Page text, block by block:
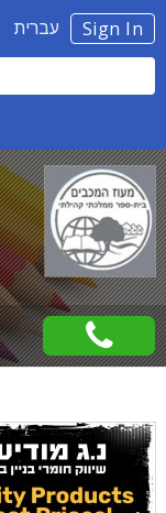
Sign In עברית